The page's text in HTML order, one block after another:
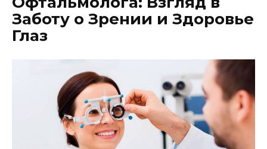
Заботу о Зрении и Здоровье
Глаз